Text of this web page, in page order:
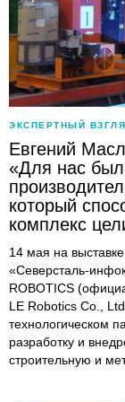
ЭКСПЕРТНЫЙ
Евгений
«Для нас
который
комплекс
14 мая на
«Северсталь-
ROBOTICS
LE Robotics Co.,
технологическом
разработку и
строительную и